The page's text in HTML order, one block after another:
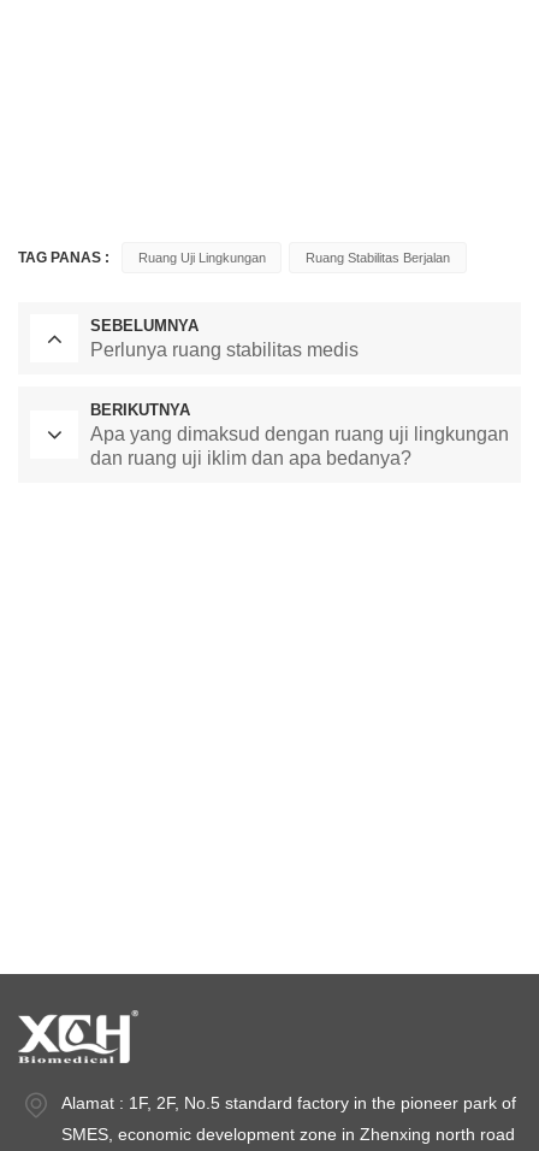
TAG PANAS : Ruang Uji Lingkungan Ruang Stabilitas Berjalan
SEBELUMNYA
Perlunya ruang stabilitas medis
BERIKUTNYA
Apa yang dimaksud dengan ruang uji lingkungan
dan ruang uji iklim dan apa bedanya?
Alamat : 1F, 2F, No.5 standard factory in the pioneer park of
SMES, economic development zone in Zhenxing north road